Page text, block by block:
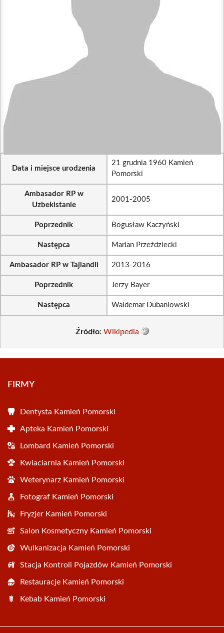
Data i miejsce urodzenia
21 grudnia 1960 Kamień
Pomorski
Ambasador RP w
Uzbekistanie
2001-2005
Poprzednik Bogusław Kaczyński
Następca Marian Przeździecki
Ambasador RP w Tajlandii 2013-2016
Poprzednik Jerzy Bayer
Następca Waldemar Dubaniowski
Źródło: Wikipedia
FIRMY
Dentysta Kamień Pomorski
Apteka Kamień Pomorski
Lombard Kamień Pomorski
Kwiaciarnia Kamień Pomorski
Weterynarz Kamień Pomorski
Fotograf Kamień Pomorski
Fryzjer Kamień Pomorski
Salon Kosmetyczny Kamień Pomorski
Wulkanizacja Kamień Pomorski
Stacja Kontroli Pojazdów Kamień Pomorski
Restauracje Kamień Pomorski
Kebab Kamień Pomorski